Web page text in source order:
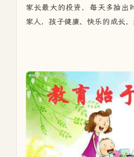
家长最大的投资，每天多抽出
家人，孩子健康、快乐的成长，